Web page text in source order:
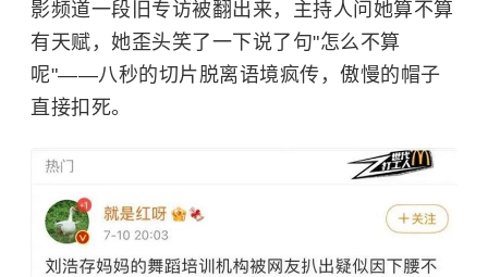
影频道一段旧专访被翻出来，主持人问她算不算
有天赋，她歪头笑了一下说了句"怎么不算
呢"——八秒的切片脱离语境疯传，傲慢的帽子
直接扣死。